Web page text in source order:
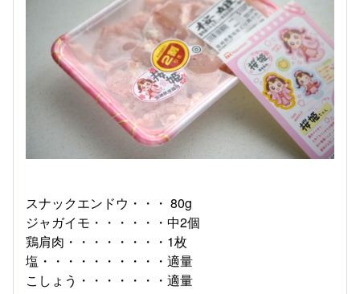
スナックエンドウ・・・ 80g
ジャガイモ・・・・・・中2個
鶏肩肉・・・・・・・・1枚
塩・・・・・・・・・・適量
こしょう・・・・・・・適量